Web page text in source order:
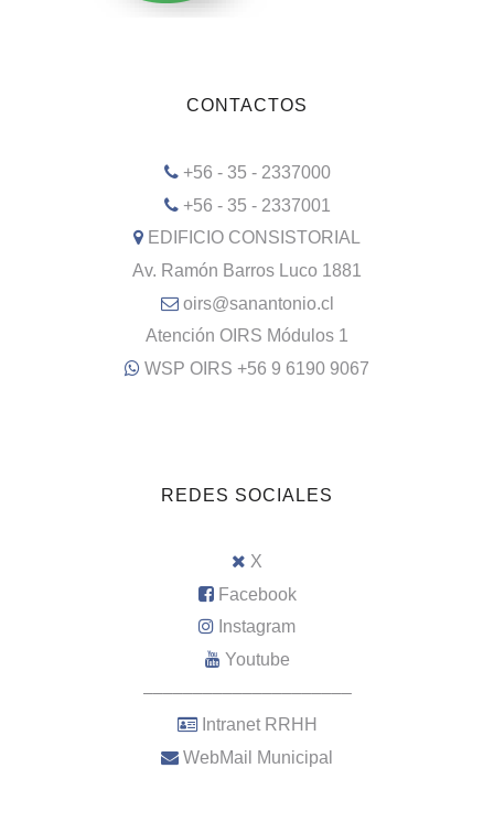
CONTACTOS
+56 - 35 - 2337000
+56 - 35 - 2337001
EDIFICIO CONSISTORIAL
Av. Ramón Barros Luco 1881
oirs@sanantonio.cl
Atención OIRS Módulos 1
WSP OIRS +56 9 6190 9067
REDES SOCIALES
X
Facebook
Instagram
Youtube
–––––––––––––––––––––
Intranet RRHH
WebMail Municipal